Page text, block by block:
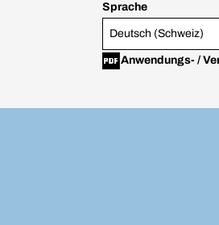
Sprache
Deutsch (Schweiz)
Anwendungs- /